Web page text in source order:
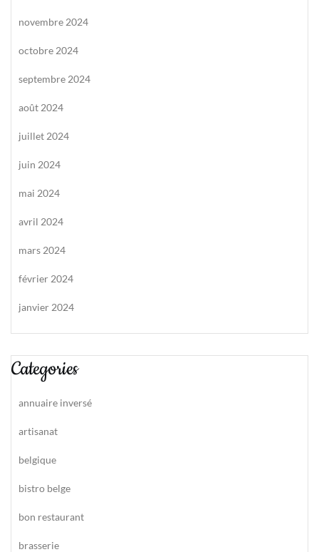
novembre 2024
octobre 2024
septembre 2024
août 2024
juillet 2024
juin 2024
mai 2024
avril 2024
mars 2024
février 2024
janvier 2024
Categories
annuaire inversé
artisanat
belgique
bistro belge
bon restaurant
brasserie